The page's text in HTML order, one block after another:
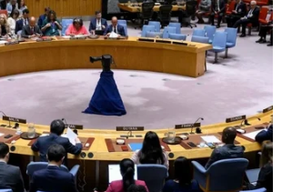
pháp #Pháp luật
#Pháp đình
xã hội #Chính trị
#VietnamPlus
TP. Hà Nội Tp. Hồ Chí Minh